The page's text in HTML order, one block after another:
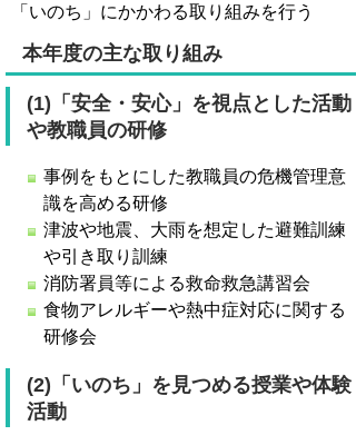
「いのち」にかかわる取り組みを行う
本年度の主な取り組み
(1)「安全・安心」を視点とした活動
や教職員の研修
事例をもとにした教職員の危機管理意
識を高める研修
津波や地震、大雨を想定した避難訓練
や引き取り訓練
消防署員等による救命救急講習会
食物アレルギーや熱中症対応に関する
研修会
(2)「いのち」を見つめる授業や体験
活動